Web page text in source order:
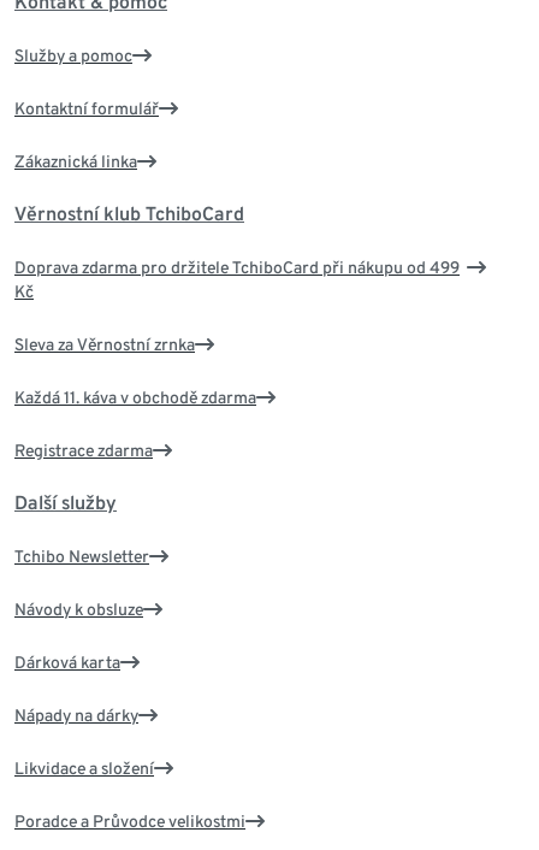
Služby a pomoc
Kontaktní formulář
Zákaznická linka
Věrnostní klub TchiboCard
Doprava zdarma pro držitele TchiboCard při nákupu od 499
Kč
Sleva za Věrnostní zrnka
Každá 11. káva v obchodě zdarma
Registrace zdarma
Další služby
Tchibo Newsletter
Návody k obsluze
Dárková karta
Nápady na dárky
Likvidace a složení
Poradce a Průvodce velikostmi